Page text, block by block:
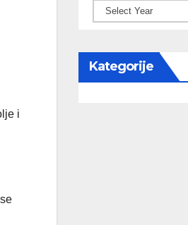
i
Kategorije